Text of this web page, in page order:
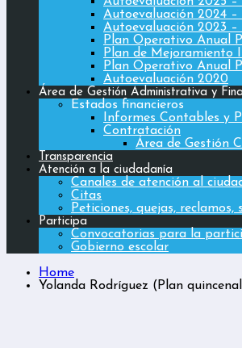
Autoevaluación 2024
Autoevaluación 2023
Plan Operativo Anual
Plan de Mejoramiento
Plan Operativo Anual
Autoevaluación 2020
Área de Gestión Administrativa y
Estados financieros
Informes Contables y
Contratación
Área de Gestión
Transparencia
Atención a la ciudadanía
Canales de atención al
Citas
Peticiones, quejas,
Participa
Convocatorias para la
Gobierno escolar
Home
Yolanda Rodríguez (Plan